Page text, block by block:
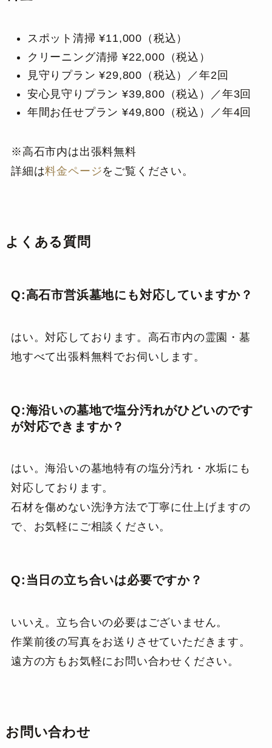
スポット清掃 ¥11,000（税込）
クリーニング清掃 ¥22,000（税込）
見守りプラン ¥29,800（税込）／年2回
安心見守りプラン ¥39,800（税込）／年3回
年間お任せプラン ¥49,800（税込）／年4回
※高石市内は出張料無料
詳細は料金ページをご覧ください。
よくある質問
Q:高石市営浜墓地にも対応していますか？
はい。対応しております。高石市内の霊園・墓
地すべて出張料無料でお伺いします。
Q:海沿いの墓地で塩分汚れがひどいのです
が対応できますか？
はい。海沿いの墓地特有の塩分汚れ・水垢にも
対応しております。
石材を傷めない洗浄方法で丁寧に仕上げますの
で、お気軽にご相談ください。
Q:当日の立ち合いは必要ですか？
いいえ。立ち合いの必要はございません。
作業前後の写真をお送りさせていただきます。
遠方の方もお気軽にお問い合わせください。
お問い合わせ